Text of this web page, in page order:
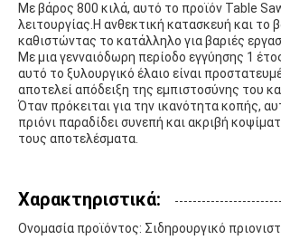
Με βάρος 800 κιλά, αυτό το προϊόν Table
λειτουργίας.Η ανθεκτική κατασκευή και το
καθιστώντας το κατάλληλο για βαριές
Με μια γενναιόδωρη περίοδο εγγύησης 1
αυτό το ξυλουργικό έλαιο είναι
αποτελεί απόδειξη της εμπιστοσύνης του
Όταν πρόκειται για την ικανότητα κοπής,
πριόνι παραδίδει συνεπή και ακριβή
τους αποτελέσματα.
Χαρακτηριστικά:
Ονομασία προϊόντος: Σιδηρουργικό